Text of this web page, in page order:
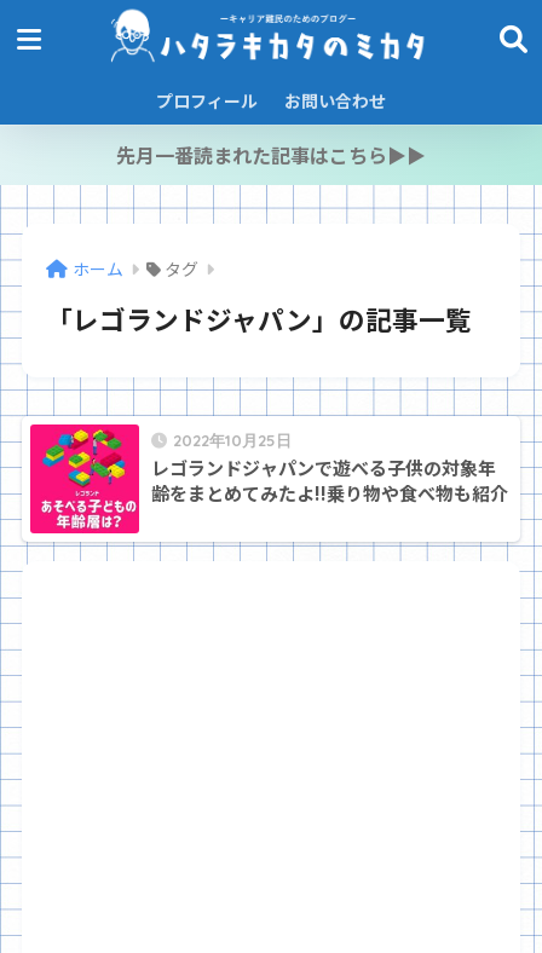
プロフィール お問い合わせ
先月一番読まれた記事はこちら▶︎▶︎
ホーム タグ
「レゴランドジャパン」の記事一覧
2022年10月25日
レゴランドジャパンで遊べる子供の対象年
齢をまとめてみたよ!!乗り物や食べ物も紹介